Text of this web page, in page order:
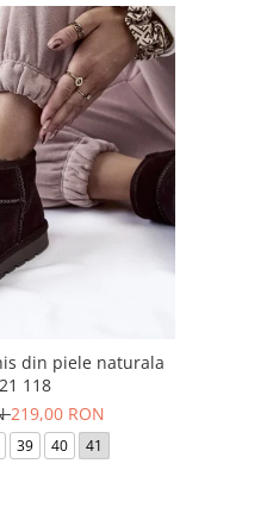
din piele naturala
118
219,00 RON
39 40 41